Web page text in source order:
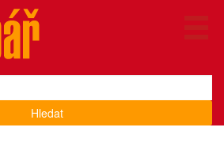
Hledat